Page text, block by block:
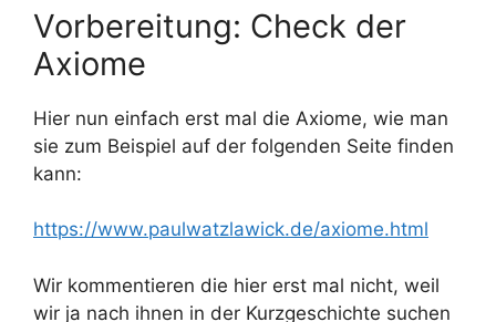
Vorbereitung: Check der
Axiome
Hier nun einfach erst mal die Axiome, wie man
sie zum Beispiel auf der folgenden Seite finden
kann:
https://www.paulwatzlawick.de/axiome.html
Wir kommentieren die hier erst mal nicht, weil
wir ja nach ihnen in der Kurzgeschichte suchen